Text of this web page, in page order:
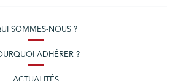
SOMMES-NOUS ?
ADHÉRER ?